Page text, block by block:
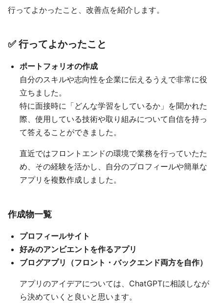
行ってよかったこと、改善点を紹介します。
✅ 行ってよかったこと
ポートフォリオの作成
自分のスキルや志向性を企業に伝えるうえで非常に役
立ちました。
特に面接時に「どんな学習をしているか」を聞かれた
際、使用している技術や取り組みについて自信を持っ
て答えることができました。
直近ではフロントエンドの環境で業務を行っていたた
め、その経験を活かし、自分のプロフィールや簡単な
アプリを複数作成しました。
作成物一覧
プロフィールサイト
好みのアンビエントを作るアプリ
ブログアプリ（フロント・バックエンド両方を自作）
アプリのアイデアについては、ChatGPTに相談しなが
ら決めていくと良いと思います。